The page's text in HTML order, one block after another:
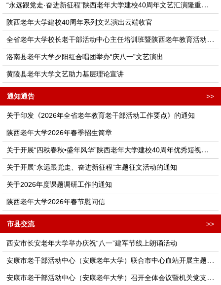
“永远跟党走·奋进新征程”陕西老年大学建校40周年文艺汇演隆重举行
陕西老年大学建校40周年系列文艺演出云端收官
全省老年大学校长老干部活动中心主任培训班​​​​​暨陕西老年教育活动高质量发展座谈会在西安举办
洛南县老年大学夕阳红合唱团举办“庆八一”文艺演出
黄陵县老年大学文艺助力基层理论宣讲
>>
通知通告
关于印发《2026年全省老年教育老干部活动工作要点》的通知
陕西老年大学2026年春季招生简章
关于开展“四秩春秋•盛年风华”陕西老年大学建校40周年优秀短视频征集活动的通知
关于开展“永远跟党走、奋进新征程”主题征文活动的通知
关于2026年度课题调研工作的通知
陕西老年大学2026年春节慰问信
>>
市县交流
西安市长安老年大学举办庆祝“八一”建军节线上朗诵活动
安康市老干部活动中心（安康老年大学）联合市中心血站开展主题党日活动
安康市老干部活动中心（安康老年大学）召开全体会议暨机关党支部理论学习会议